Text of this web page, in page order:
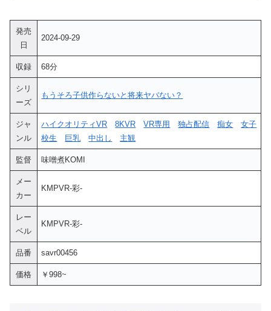
発売
日
2024-09-29
収録 68分
シリ
ーズ
もうそろ子供作らないと将来ヤバない？
ジャ
ンル
ハイクオリティVR 8KVR VR専用 独占配信 痴女
女子
校生
巨乳 中出し 主観
監督 味噌煮KOMI
メー
カー
KMPVR-彩-
レー
ベル
KMPVR-彩-
品番 savr00456
価格 ￥998~